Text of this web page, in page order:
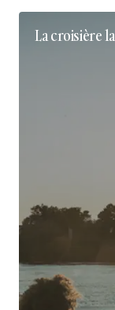
La croisière